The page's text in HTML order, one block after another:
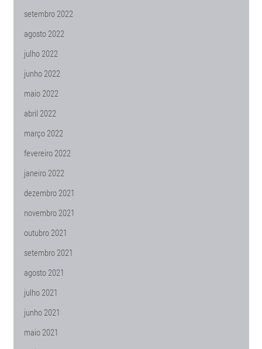
setembro 2022
agosto 2022
julho 2022
junho 2022
maio 2022
abril 2022
março 2022
fevereiro 2022
janeiro 2022
dezembro 2021
novembro 2021
outubro 2021
setembro 2021
agosto 2021
julho 2021
junho 2021
maio 2021